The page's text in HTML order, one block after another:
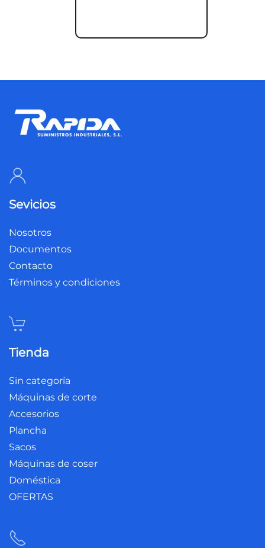
Sevicios
Nosotros
Documentos
Contacto
Términos y condiciones
Tienda
Sin categoría
Máquinas de corte
Accesorios
Plancha
Sacos
Máquinas de coser
Doméstica
OFERTAS